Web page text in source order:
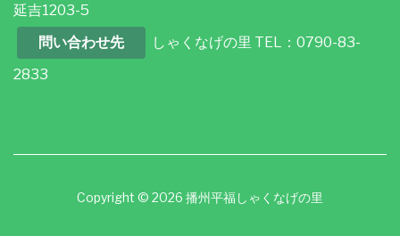
延吉1203-5
問い合わせ先
しゃくなげの里 TEL：0790-83-
2833
Copyright © 2026 播州平福しゃくなげの里